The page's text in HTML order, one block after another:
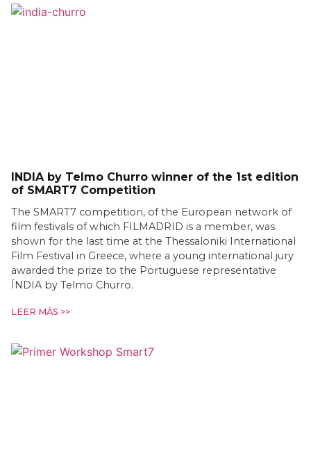
INDIA by Telmo Churro winner of the 1st edition
of SMART7 Competition
The SMART7 competition, of the European network of
film festivals of which FILMADRID is a member, was
shown for the last time at the Thessaloniki International
Film Festival in Greece, where a young international jury
awarded the prize to the Portuguese representative
ÍNDIA by Telmo Churro.
LEER MÁS >>